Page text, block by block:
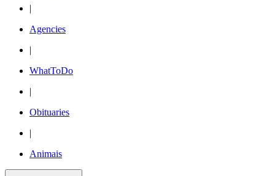
|
Agencies
|
WhatToDo
|
Obituaries
|
Animais